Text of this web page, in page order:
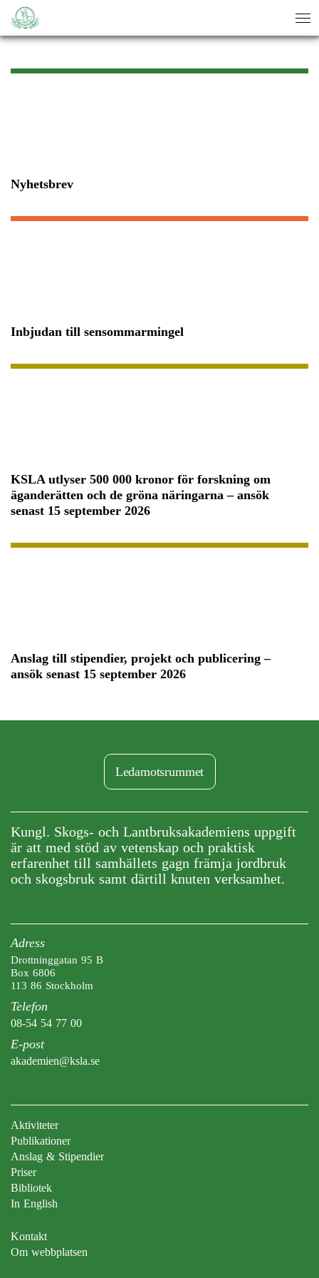
Nyhetsbrev
Inbjudan till sensommarmingel
KSLA utlyser 500 000 kronor för forskning om
äganderätten och de gröna näringarna – ansök
senast 15 september 2026
Anslag till stipendier, projekt och publicering –
ansök senast 15 september 2026
Ledamotsrummet
Kungl. Skogs- och Lantbruksakademiens uppgift
är att med stöd av vetenskap och praktisk
erfarenhet till samhällets gagn främja jordbruk
och skogsbruk samt därtill knuten verksamhet.
Adress
Drottninggatan 95 B
Box 6806
113 86 Stockholm
Telefon
08-54 54 77 00
E-post
akademien@ksla.se
Aktiviteter
Publikationer
Anslag & Stipendier
Priser
Bibliotek
In English
Kontakt
Om webbplatsen